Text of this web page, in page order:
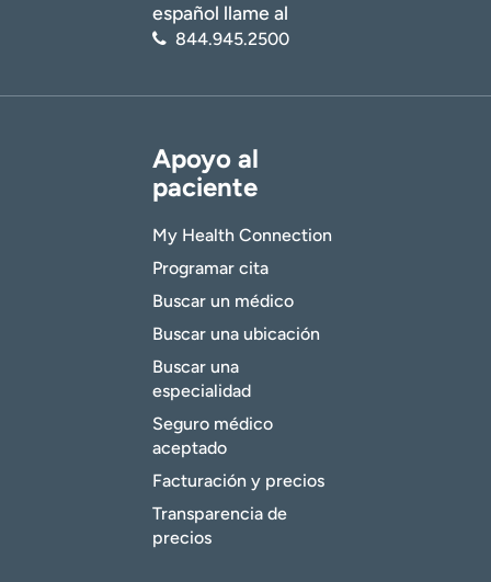
español llame al
844.945.2500
Apoyo al
paciente
My Health Connection
Programar cita
Buscar un médico
Buscar una ubicación
Buscar una
especialidad
Seguro médico
aceptado
Facturación y precios
Transparencia de
precios